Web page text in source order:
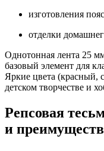
изготовления
отделки
Однотонная лента 25
базовый элемент для
Яркие цвета (красный,
детском творчестве и
Репсовая
и